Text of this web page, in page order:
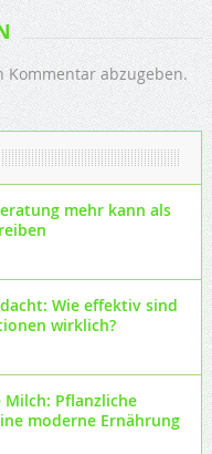
abzugeben.
mehr kann als
Wie effektiv sind
wirklich?
Pflanzliche
moderne Ernährung